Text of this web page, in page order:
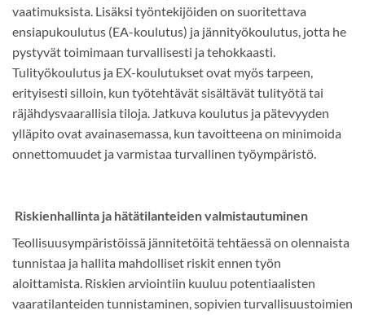
vaatimuksista. Lisäksi työntekijöiden on suoritettava
ensiapukoulutus (EA-koulutus) ja jännityökoulutus, jotta he
pystyvät toimimaan turvallisesti ja tehokkaasti.
Tulityökoulutus ja EX-koulutukset ovat myös tarpeen,
erityisesti silloin, kun työtehtävät sisältävät tulityötä tai
räjähdysvaarallisia tiloja. Jatkuva koulutus ja pätevyyden
ylläpito ovat avainasemassa, kun tavoitteena on minimoida
onnettomuudet ja varmistaa turvallinen työympäristö.
Riskienhallinta ja hätätilanteiden valmistautuminen
Teollisuusympäristöissä jännitetöitä tehtäessä on olennaista
tunnistaa ja hallita mahdolliset riskit ennen työn
aloittamista. Riskien arviointiin kuuluu potentiaalisten
vaaratilanteiden tunnistaminen, sopivien turvallisuustoimien